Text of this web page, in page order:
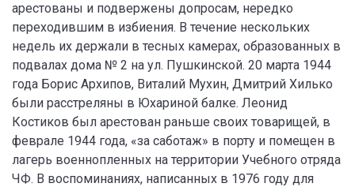
арестованы и подвержены допросам, нередко
переходившим в избиения. В течение нескольких
недель их держали в тесных камерах, образованных в
подвалах дома № 2 на ул. Пушкинской. 20 марта 1944
года Борис Архипов, Виталий Мухин, Дмитрий Хилько
были расстреляны в Юхариной балке. Леонид
Костиков был арестован раньше своих товарищей, в
феврале 1944 года, «за саботаж» в порту и помещен в
лагерь военнопленных на территории Учебного отряда
ЧФ. В воспоминаниях, написанных в 1976 году для